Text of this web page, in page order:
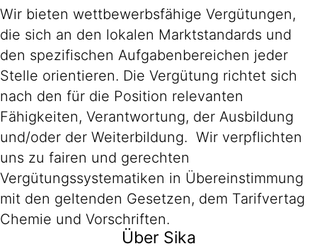
Wir bieten wettbewerbsfähige Vergütungen,
die sich an den lokalen Marktstandards und
den spezifischen Aufgabenbereichen jeder
Stelle orientieren. Die Vergütung richtet sich
nach den für die Position relevanten
Fähigkeiten, Verantwortung, der Ausbildung
und/oder der Weiterbildung. Wir verpflichten
uns zu fairen und gerechten
Vergütungssystematiken in Übereinstimmung
mit den geltenden Gesetzen, dem Tarifvertag
Chemie und Vorschriften.
Über Sika